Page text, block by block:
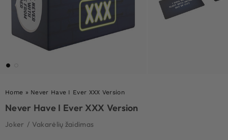
Home » Never Have I Ever XXX Version
Never Have I Ever XXX Version
Joker / Vakarėlių žaidimas